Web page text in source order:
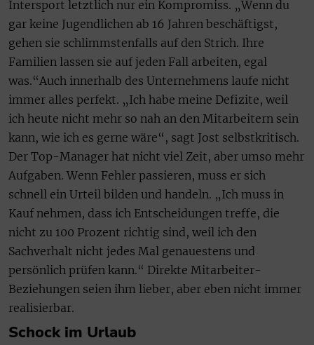
Intersport letztlich nur ein Kompromiss. „Wenn du
gar keine Jugendlichen ab 16 Jahren beschäftigst,
gehen sie schlimmstenfalls auf den Strich. Ihre
Familien lassen sie auf jeden Fall arbeiten, egal
was.“Auch innerhalb des Unternehmens laufe nicht
immer alles perfekt. „Ich habe meine Defizite, weil
ich heute nicht mehr so nah an den Mitarbeitern sein
kann, wie ich es gerne wäre“, sagt Jost selbstkritisch.
Der Top-Manager hat nicht viel Zeit, aber umso mehr
Aufgaben. Wenn Fehler passieren, muss er sich
schnell ein Urteil bilden und handeln. „Ich muss in
Kauf nehmen, dass ich Entscheidungen treffe, die
nicht zu 100 Prozent richtig sind, weil ich den
Sachverhalt nicht jedes Mal genauestens und
persönlich prüfen kann.“ Direkte Mitarbeiter-
Beziehungen seien ihm lieber, aber eben nicht immer
realisierbar.
Schock im Urlaub